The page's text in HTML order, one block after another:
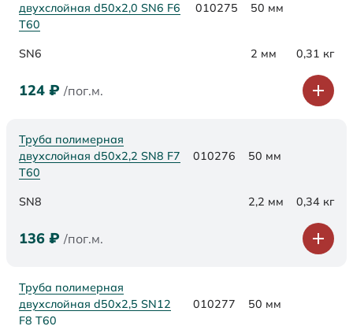
двухслойная d50х2,0 SN6 F6
Т60
010275 50 мм
SN6 2 мм 0,31 кг
124 ₽ /пог.м.
Труба полимерная
двухслойная d50х2,2 SN8 F7
Т60
010276 50 мм
SN8 2,2 мм 0,34 кг
136 ₽ /пог.м.
Труба полимерная
двухслойная d50х2,5 SN12
F8 Т60
010277 50 мм